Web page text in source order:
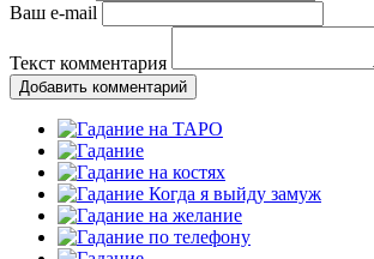
Ваш e-mail
Текст комментария
Добавить комментарий